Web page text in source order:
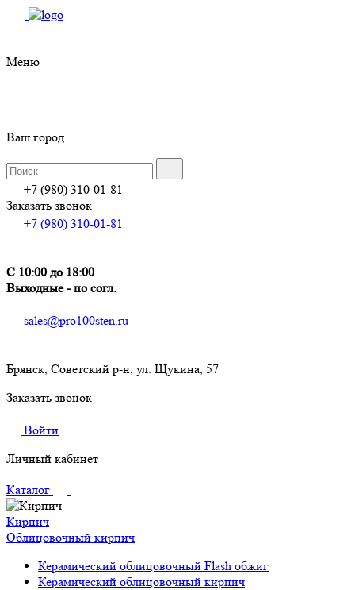
Меню
Ваш город
+7 (980) 310-01-81
Заказать звонок
+7 (980) 310-01-81
С 10:00 до 18:00
Выходные - по согл.
sales@pro100sten.ru
Брянск, Советский р-н, ул. Щукина, 57
Заказать звонок
Войти
Личный кабинет
Каталог
Кирпич
Облицовочный кирпич
Керамический облицовочный Flash обжиг
Керамический облицовочный кирпич